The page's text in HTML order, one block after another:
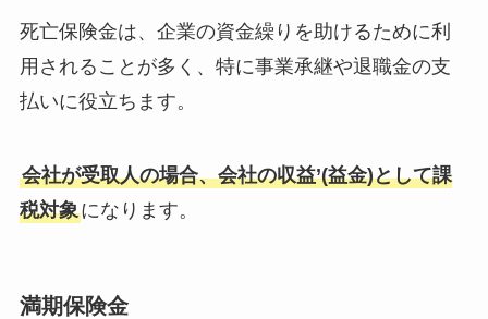
死亡保険金は、企業の資金繰りを助けるために利
用されることが多く、特に事業承継や退職金の支
払いに役立ちます。
会社が受取人の場合、会社の収益’(益金)として課
税対象になります。
満期保険金